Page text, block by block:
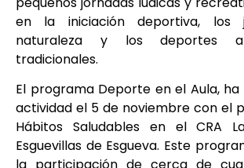
en la iniciación deportiva, los
naturaleza y los deportes
tradicionales.
El programa Deporte en el Aula,
actividad el 5 de noviembre con el
Hábitos Saludables en el CRA
Esguevillas de Esgueva. Este